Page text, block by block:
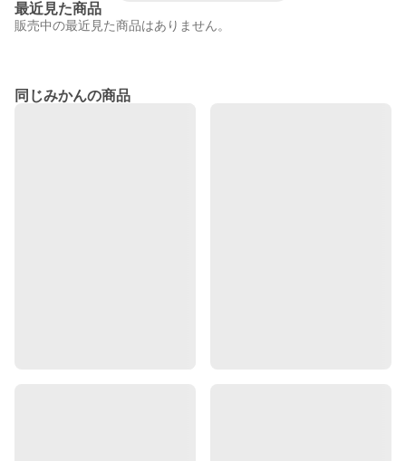
最近見た商品
販売中の最近見た商品はありません。
同じみかんの商品